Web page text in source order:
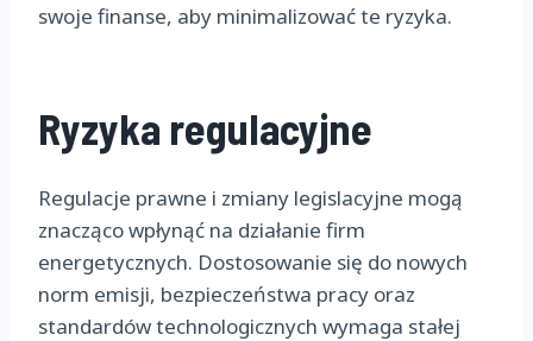
swoje finanse, aby minimalizować te ryzyka.
Ryzyka regulacyjne
Regulacje prawne i zmiany legislacyjne mogą
znacząco wpłynąć na działanie firm
energetycznych. Dostosowanie się do nowych
norm emisji, bezpieczeństwa pracy oraz
standardów technologicznych wymaga stałej